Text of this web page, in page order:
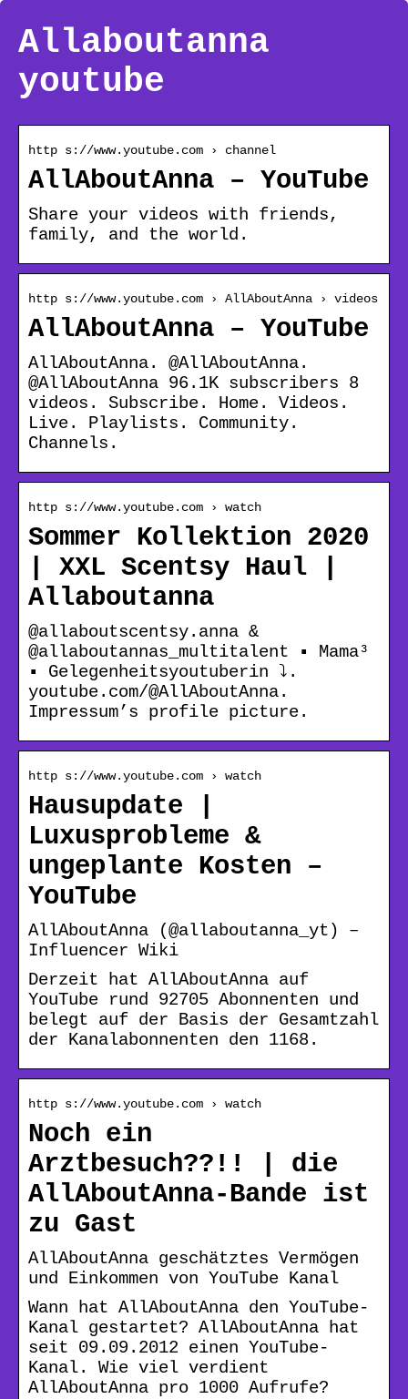
Allaboutanna
youtube
http s://www.youtube.com › channel
AllAboutAnna – YouTube
Share your videos with friends,
family, and the world.
http s://www.youtube.com › AllAboutAnna › videos
AllAboutAnna – YouTube
AllAboutAnna. @AllAboutAnna.
@AllAboutAnna 96.1K subscribers 8
videos. Subscribe. Home. Videos.
Live. Playlists. Community.
Channels.
http s://www.youtube.com › watch
Sommer Kollektion 2020
| XXL Scentsy Haul |
Allaboutanna
@allaboutscentsy.anna &
@allaboutannas_multitalent ▪️ Mama³
▪️ Gelegenheitsyoutuberin ⤵️.
youtube.com/@AllAboutAnna.
Impressum’s profile picture.
http s://www.youtube.com › watch
Hausupdate |
Luxusprobleme &
ungeplante Kosten –
YouTube
AllAboutAnna (@allaboutanna_yt) –
Influencer Wiki
Derzeit hat AllAboutAnna auf
YouTube rund 92705 Abonnenten und
belegt auf der Basis der Gesamtzahl
der Kanalabonnenten den 1168.
http s://www.youtube.com › watch
Noch ein
Arztbesuch??!! | die
AllAboutAnna-Bande ist
zu Gast
AllAboutAnna geschätztes Vermögen
und Einkommen von YouTube Kanal
Wann hat AllAboutAnna den YouTube-
Kanal gestartet? AllAboutAnna hat
seit 09.09.2012 einen YouTube-
Kanal. Wie viel verdient
AllAboutAnna pro 1000 Aufrufe?